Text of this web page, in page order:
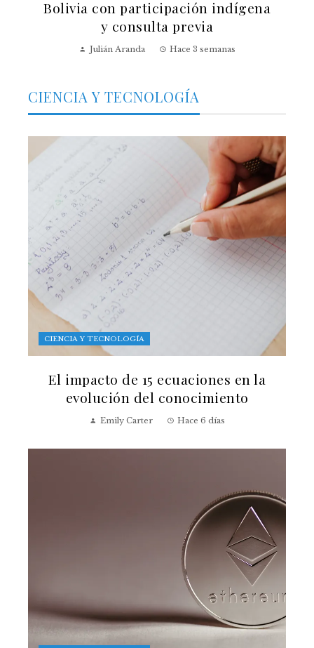
Bolivia con participación indígena
y consulta previa
Julián Aranda Hace 3 semanas
CIENCIA Y TECNOLOGÍA
CIENCIA Y TECNOLOGÍA
El impacto de 15 ecuaciones en la
evolución del conocimiento
Emily Carter Hace 6 días